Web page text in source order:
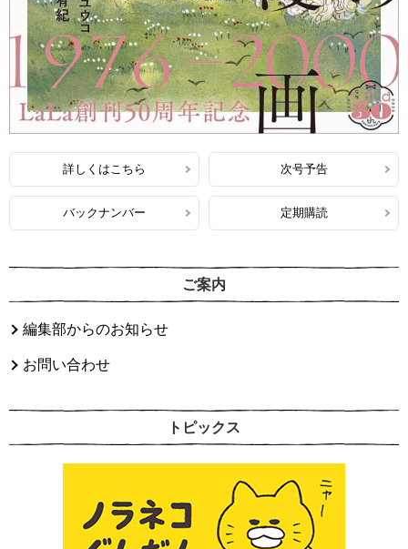
詳しくはこちら 次号予告
バックナンバー 定期購読
ご案内
編集部からのお知らせ
お問い合わせ
トピックス